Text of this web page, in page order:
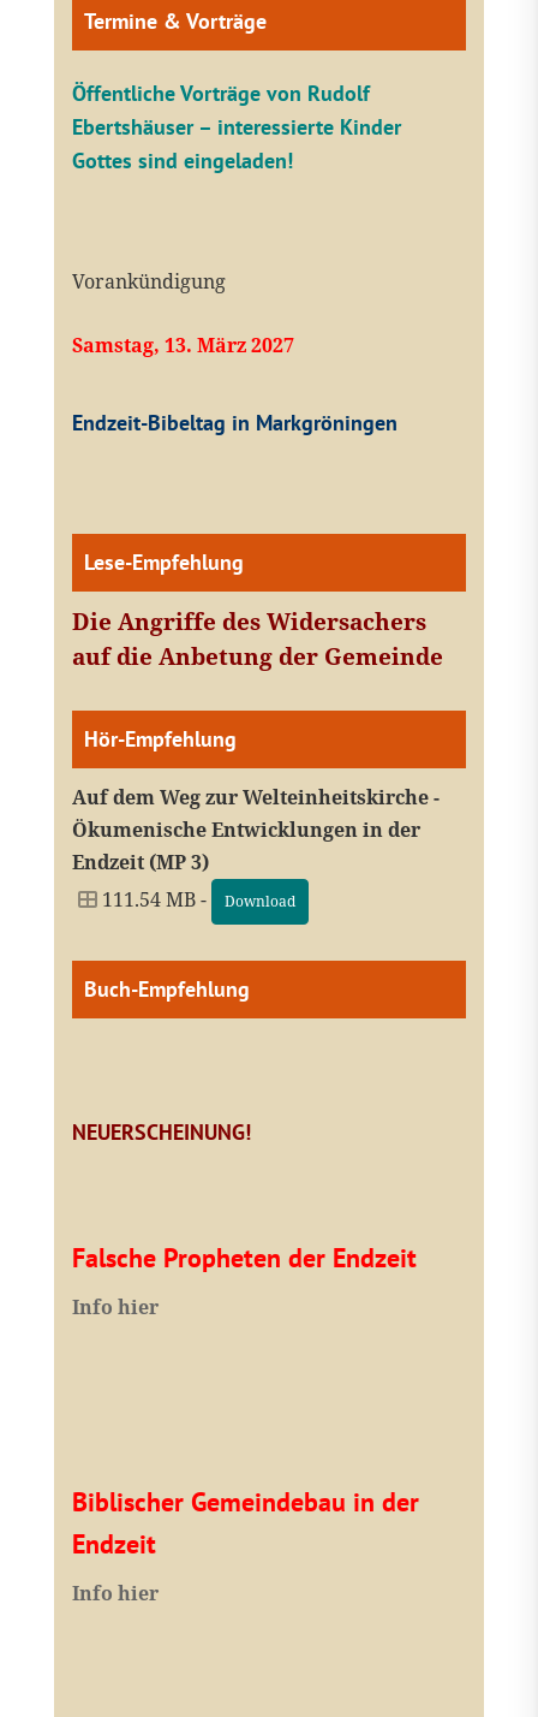
Termine & Vorträge
Öffentliche Vorträge von Rudolf
Ebertshäuser – interessierte Kinder
Gottes sind eingeladen!
Vorankündigung
Samstag, 13. März 2027
Endzeit-Bibeltag in Markgröningen
Lese-Empfehlung
Die Angriffe des Widersachers
auf die Anbetung der Gemeinde
Hör-Empfehlung
Auf dem Weg zur Welteinheitskirche -
Ökumenische Entwicklungen in der
Endzeit (MP 3)
111.54 MB -
Download
Buch-Empfehlung
NEUERSCHEINUNG!
Falsche Propheten der Endzeit
Info hier
Biblischer Gemeindebau in der
Endzeit
Info hier